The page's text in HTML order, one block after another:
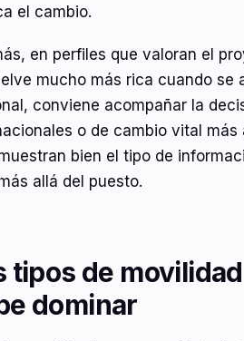
el cambio.
en perfiles que valoran el
mucho más rica cuando se
conviene acompañar la
o de cambio vital
bien el tipo de
allá del puesto.
tipos de
dominar